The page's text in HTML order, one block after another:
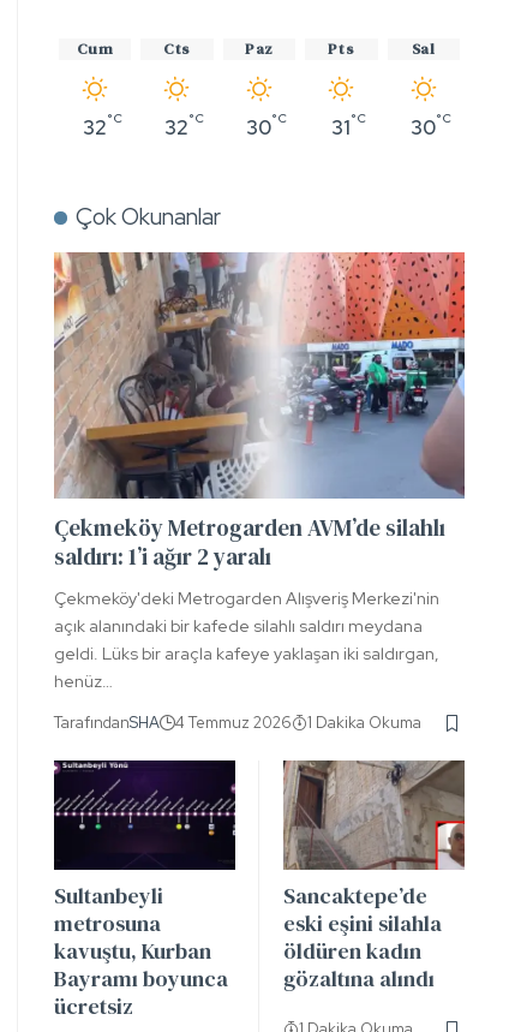
Cum
32°C
Cts
32°C
Paz
30°C
Pts
31°C
Sal
30°C
Çok Okunanlar
Çekmeköy Metrogarden AVM’de silahlı
saldırı: 1’i ağır 2 yaralı
Çekmeköy'deki Metrogarden Alışveriş Merkezi'nin
açık alanındaki bir kafede silahlı saldırı meydana
geldi. Lüks bir araçla kafeye yaklaşan iki saldırgan,
henüz…
TarafındanSHA 4 Temmuz 2026 1 Dakika Okuma
Sultanbeyli
metrosuna
kavuştu, Kurban
Bayramı boyunca
ücretsiz
Sancaktepe’de
eski eşini silahla
öldüren kadın
gözaltına alındı